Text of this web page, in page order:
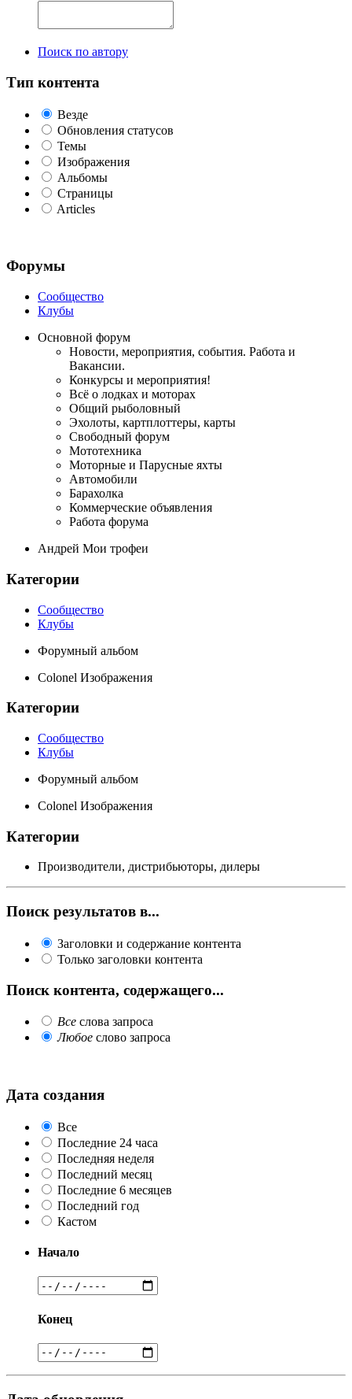
Поиск по автору
Тип контента
Везде
Обновления статусов
Темы
Изображения
Альбомы
Страницы
Articles
Форумы
Сообщество
Клубы
Основной форум
Новости, мероприятия, события. Работа и
Вакансии.
Конкурсы и мероприятия!
Всё о лодках и моторах
Общий рыболовный
Эхолоты, картплоттеры, карты
Свободный форум
Мототехника
Моторные и Парусные яхты
Автомобили
Барахолка
Коммерческие объявления
Работа форума
Андрей Мои трофеи
Категории
Сообщество
Клубы
Форумный альбом
Colonel Изображения
Категории
Сообщество
Клубы
Форумный альбом
Colonel Изображения
Категории
Производители, дистрибьюторы, дилеры
Поиск результатов в...
Заголовки и содержание контента
Только заголовки контента
Поиск контента, содержащего...
Все слова запроса
Любое слово запроса
Дата создания
Все
Последние 24 часа
Последняя неделя
Последний месяц
Последние 6 месяцев
Последний год
Кастом
Начало
Конец